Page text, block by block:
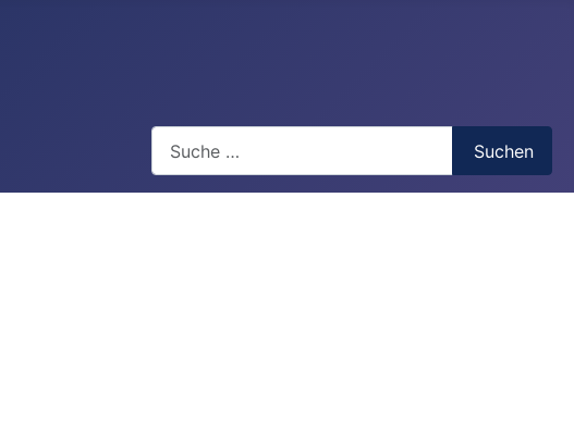
Suchen